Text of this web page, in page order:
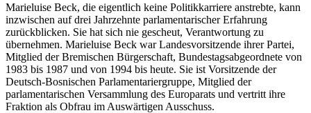
Marieluise Beck, die eigentlich keine Politikkarriere anstrebte, kann
inzwischen auf drei Jahrzehnte parlamentarischer Erfahrung
zurückblicken. Sie hat sich nie gescheut, Verantwortung zu
übernehmen. Marieluise Beck war Landesvorsitzende ihrer Partei,
Mitglied der Bremischen Bürgerschaft, Bundestagsabgeordnete von
1983 bis 1987 und von 1994 bis heute. Sie ist Vorsitzende der
Deutsch-Bosnischen Parlamentariergruppe, Mitglied der
parlamentarischen Versammlung des Europarats und vertritt ihre
Fraktion als Obfrau im Auswärtigen Ausschuss.